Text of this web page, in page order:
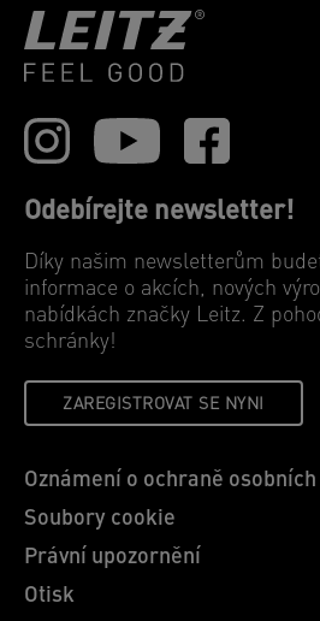
Odebírejte newsletter!
Díky našim newsletterům
informace o akcích, nových
nabídkách značky Leitz. Z
schránky!
ZAREGISTROVAT SE NYNI
Oznámení o ochraně
Soubory cookie
Právní upozornění
Otisk